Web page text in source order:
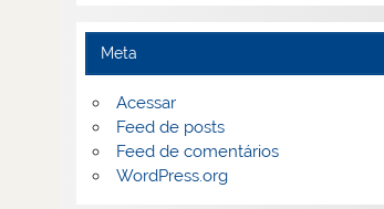
Meta
Acessar
Feed de posts
Feed de comentários
WordPress.org